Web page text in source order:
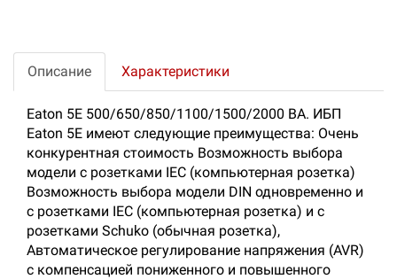
Описание Характеристики
Eaton 5E 500/650/850/1100/1500/2000 ВА. ИБП
Eaton 5E имеют следующие преимущества: Очень
конкурентная стоимость Возможность выбора
модели с розетками IEC (компьютерная розетка)
Возможность выбора модели DIN одновременно и
с розетками IEC (компьютерная розетка) и с
розетками Schuko (обычная розетка),
Автоматическое регулирование напряжения (AVR)
с компенсацией пониженного и повышенного